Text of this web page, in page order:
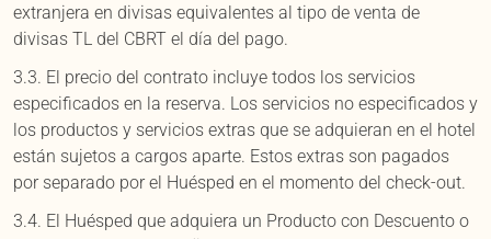
extranjera en divisas equivalentes al tipo de venta de
divisas TL del CBRT el día del pago.
3.3. El precio del contrato incluye todos los servicios
especificados en la reserva. Los servicios no especificados y
los productos y servicios extras que se adquieran en el hotel
están sujetos a cargos aparte. Estos extras son pagados
por separado por el Huésped en el momento del check-out.
3.4. El Huésped que adquiera un Producto con Descuento o